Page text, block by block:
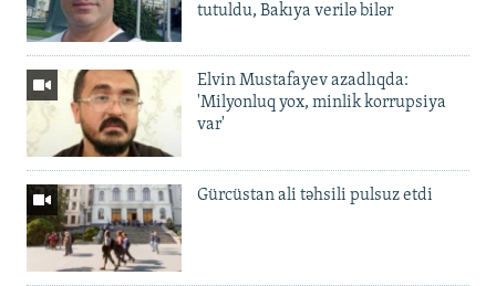
tutuldu, Bakıya verilə bilər
Elvin Mustafayev azadlıqda:
'Milyonluq yox, minlik korrupsiya
var'
Gürcüstan ali təhsili pulsuz etdi